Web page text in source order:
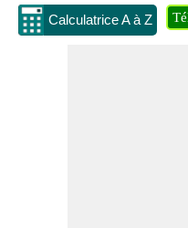
Calculatrice A à Z